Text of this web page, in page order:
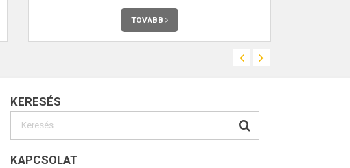
TOVÁBB
KERESÉS
KAPCSOLAT